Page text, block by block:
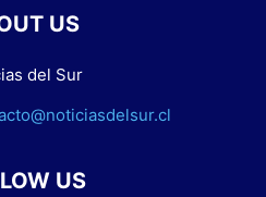
US
del Sur
US